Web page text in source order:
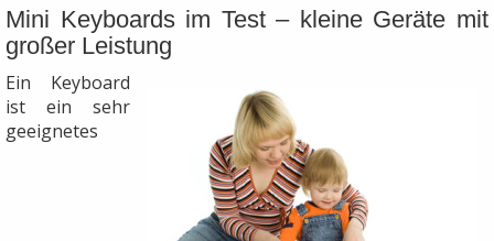
Mini Keyboards im Test – kleine Geräte mit
großer Leistung
Ein Keyboard
ist ein sehr
geeignetes